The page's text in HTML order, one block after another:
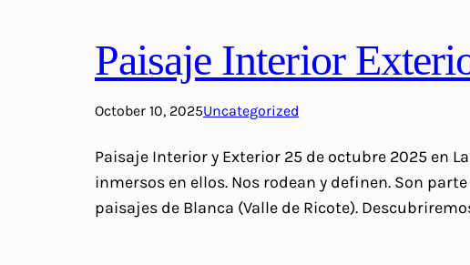
Paisaje Interior
October 10, 2025Uncategorized
Paisaje Interior y Exterior 25 de octubre 2025 en
inmersos en ellos. Nos rodean y definen. Son
paisajes de Blanca (Valle de Ricote).